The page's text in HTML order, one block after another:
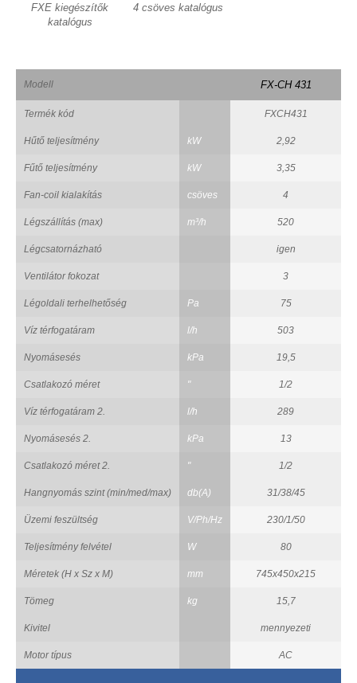
FXE kiegészítők
katalógus
4 csöves katalógus
Modell FX-CH 431
Termék kód FXCH431
Hűtő teljesítmény kW 2,92
Fűtő teljesítmény kW 3,35
Fan-coil kialakítás csöves 4
Légszállítás (max) m³/h 520
Légcsatornázható igen
Ventilátor fokozat 3
Légoldali terhelhetőség Pa 75
Víz térfogatáram l/h 503
Nyomásesés kPa 19,5
Csatlakozó méret " 1/2
Víz térfogatáram 2. l/h 289
Nyomásesés 2. kPa 13
Csatlakozó méret 2. " 1/2
Hangnyomás szint (min/med/max) db(A) 31/38/45
Üzemi feszültség V/Ph/Hz 230/1/50
Teljesítmény felvétel W 80
Méretek (H x Sz x M) mm 745x450x215
Tömeg kg 15,7
Kivitel mennyezeti
Motor típus AC